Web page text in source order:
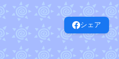
シェア